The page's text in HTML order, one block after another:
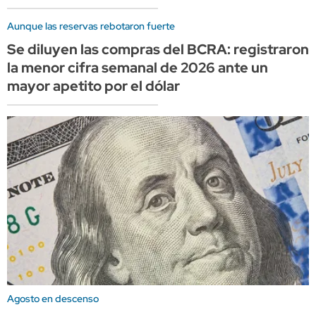
Aunque las reservas rebotaron fuerte
Se diluyen las compras del BCRA: registraron
la menor cifra semanal de 2026 ante un
mayor apetito por el dólar
Agosto en descenso